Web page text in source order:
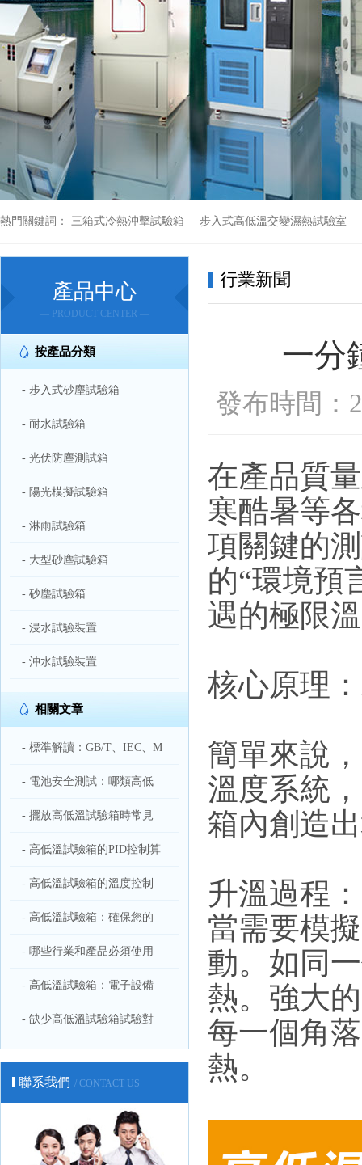
熱門關鍵詞： 三箱式冷熱沖擊試驗箱 步入式高低溫交變濕熱試驗室
產品中心
— PRODUCT CENTER —
按產品分類
- 步入式砂塵試驗箱
- 耐水試驗箱
- 光伏防塵測試箱
- 陽光模擬試驗箱
- 淋雨試驗箱
- 大型砂塵試驗箱
- 砂塵試驗箱
- 浸水試驗裝置
- 沖水試驗裝置
相關文章
- 標準解讀：GB/T、IEC、M
- 電池安全測試：哪類高低
- 擺放高低溫試驗箱時常見
- 高低溫試驗箱的PID控制算
- 高低溫試驗箱的溫度控制
- 高低溫試驗箱：確保您的
- 哪些行業和產品必須使用
- 高低溫試驗箱：電子設備
- 缺少高低溫試驗箱試驗對
聯系我們 / CONTACT US
行業新聞
一分
發布時間：
在產品質
寒酷暑等
項關鍵的
的“環境預
遇的極限
核心原理
簡單來說
溫度系統
箱內創造
升溫過程
當需要模
動。如同
熱。強大
每一個角
熱。